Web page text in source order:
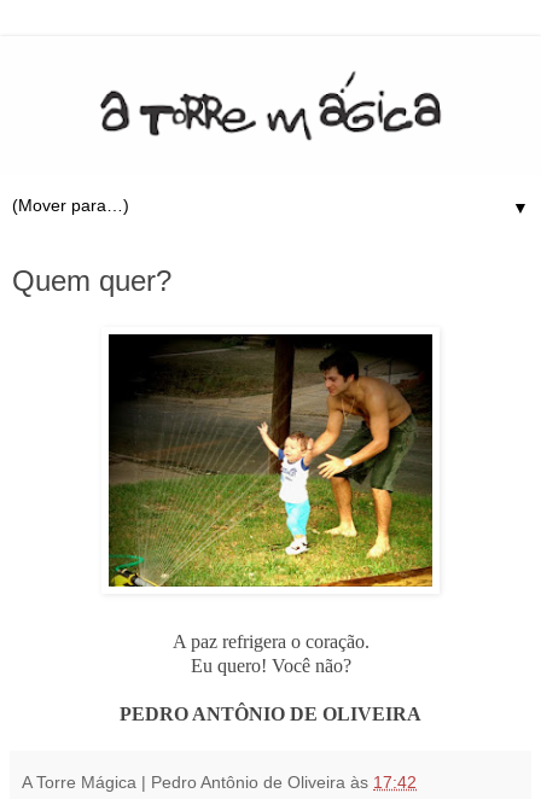
▼
Quem quer?
A paz refrigera o coração.
Eu quero! Você não?
PEDRO ANTÔNIO DE OLIVEIRA
A Torre Mágica | Pedro Antônio de Oliveira às 17:42